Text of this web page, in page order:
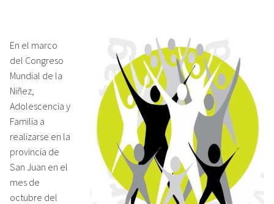
En el marco
del Congreso
Mundial de la
Niñez,
Adolescencia y
Familia a
realizarse en la
provincia de
San Juan en el
mes de
octubre del